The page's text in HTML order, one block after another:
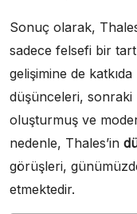
Sonuç olarak,
sadece felsefi bir
gelişimine de
düşünceleri,
oluşturmuş ve
nedenle, Thales’in
görüşleri,
etmektedir.